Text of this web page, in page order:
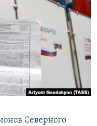
Северного